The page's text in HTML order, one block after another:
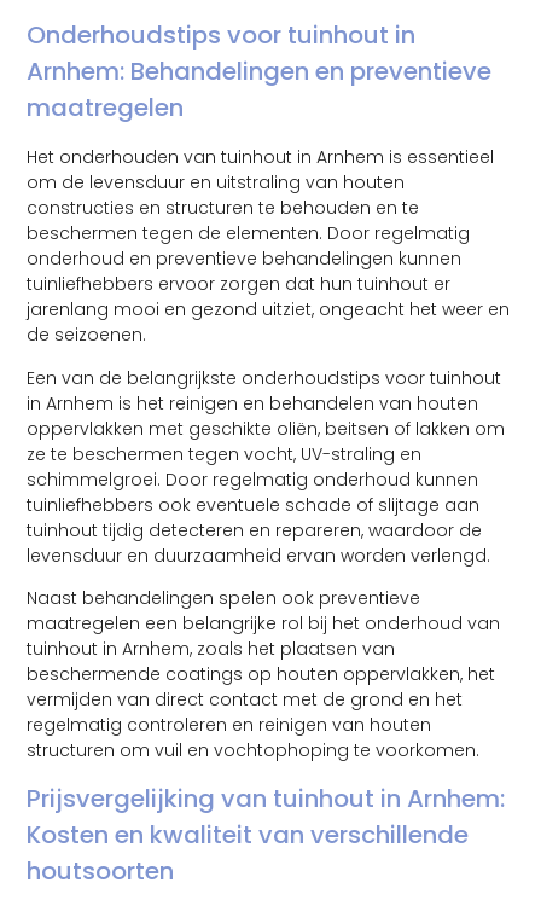
Onderhoudstips voor tuinhout in
Arnhem: Behandelingen en preventieve
maatregelen
Het onderhouden van tuinhout in Arnhem is essentieel
om de levensduur en uitstraling van houten
constructies en structuren te behouden en te
beschermen tegen de elementen. Door regelmatig
onderhoud en preventieve behandelingen kunnen
tuinliefhebbers ervoor zorgen dat hun tuinhout er
jarenlang mooi en gezond uitziet, ongeacht het weer en
de seizoenen.
Een van de belangrijkste onderhoudstips voor tuinhout
in Arnhem is het reinigen en behandelen van houten
oppervlakken met geschikte oliën, beitsen of lakken om
ze te beschermen tegen vocht, UV-straling en
schimmelgroei. Door regelmatig onderhoud kunnen
tuinliefhebbers ook eventuele schade of slijtage aan
tuinhout tijdig detecteren en repareren, waardoor de
levensduur en duurzaamheid ervan worden verlengd.
Naast behandelingen spelen ook preventieve
maatregelen een belangrijke rol bij het onderhoud van
tuinhout in Arnhem, zoals het plaatsen van
beschermende coatings op houten oppervlakken, het
vermijden van direct contact met de grond en het
regelmatig controleren en reinigen van houten
structuren om vuil en vochtophoping te voorkomen.
Prijsvergelijking van tuinhout in Arnhem:
Kosten en kwaliteit van verschillende
houtsoorten